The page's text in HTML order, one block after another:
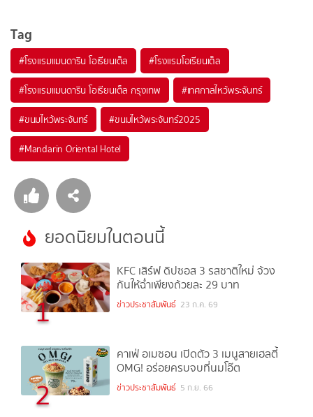
Tag
#โรงแรมแมนดาริน โอเรียนเต็ล #โรงแรมโอเรียนเต็ล
#โรงแรมแมนดาริน โอเรียนเต็ล กรุงเทพ #เทศกาลไหว้พระจันทร์
#ขนมไหว้พระจันทร์ #ขนมไหว้พระจันทร์2025
#Mandarin Oriental Hotel
ยอดนิยมในตอนนี้
1
KFC เสิร์ฟ ดิปซอส 3 รสชาติใหม่ จ้วง
กันให้ฉ่ำเพียงถ้วยละ 29 บาท
ข่าวประชาสัมพันธ์ 23 ก.ค. 69
2
คาเฟ่ อเมซอน เปิดตัว 3 เมนูสายเฮลตี้
OMG! อร่อยครบจบที่นมโอ๊ต
ข่าวประชาสัมพันธ์ 5 ก.ย. 66